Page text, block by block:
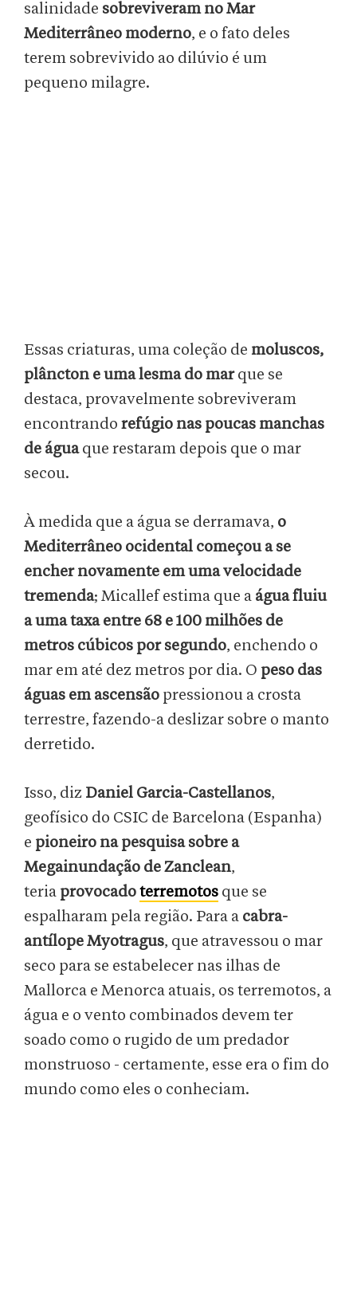
salinidade sobreviveram no Mar
Mediterrâneo moderno, e o fato deles
terem sobrevivido ao dilúvio é um
pequeno milagre.
Essas criaturas, uma coleção de moluscos,
plâncton e uma lesma do marque se
destaca, provavelmente sobreviveram
encontrando refúgio nas poucas manchas
de águaque restaram depois que o mar
secou.
À medida que a água se derramava, o
Mediterrâneo ocidental começou a se
encher novamente em uma velocidade
tremenda; Micallef estima que a água fluiu
a uma taxa entre 68 e 100 milhões de
metros cúbicos por segundo, enchendo o
mar em até dez metros por dia. O peso das
águas em ascensão pressionou a crosta
terrestre, fazendo-a deslizar sobre o manto
derretido.
Isso, diz Daniel Garcia-Castellanos,
geofísico do CSIC de Barcelona (Espanha)
e pioneiro na pesquisa sobre a
Megainundação de Zanclean,
teria provocadoterremotos que se
espalharam pela região. Para a cabra-
antílope Myotragus, que atravessou o mar
seco para se estabelecer nas ilhas de
Mallorca e Menorca atuais, os terremotos, a
água e o vento combinados devem ter
soado como o rugido de um predador
monstruoso - certamente, esse era o fim do
mundo como eles o conheciam.